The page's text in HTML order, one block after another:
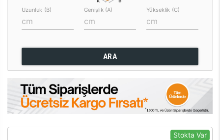
Uzunluk (B) Genişlik (A) Yükseklik (C)
ARA
Stokta Var